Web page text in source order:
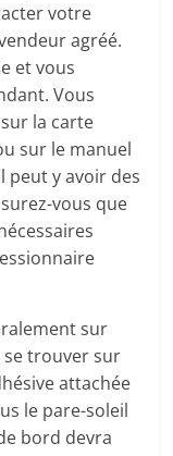
votre
agréé.
et vous
Vous
la carte
sur le manuel
peut y avoir des
vous que
sur
se trouver sur
attachée
le pare-soleil
bord devra